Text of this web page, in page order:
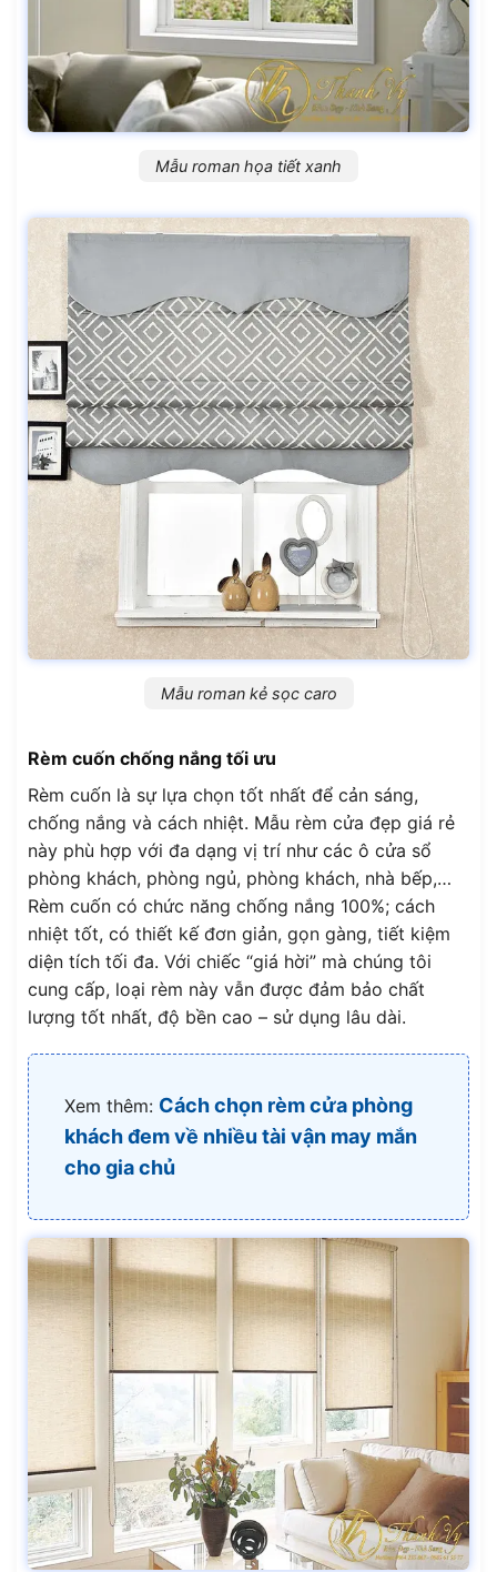
Mẫu roman họa tiết xanh
Mẫu roman kẻ sọc caro
Rèm cuốn chống nắng tối ưu
Rèm cuốn là sự lựa chọn tốt nhất để cản sáng,
chống nắng và cách nhiệt. Mẫu rèm cửa đẹp giá rẻ
này phù hợp với đa dạng vị trí như các ô cửa sổ
phòng khách, phòng ngủ, phòng khách, nhà bếp,…
Rèm cuốn có chức năng chống nắng 100%; cách
nhiệt tốt, có thiết kế đơn giản, gọn gàng, tiết kiệm
diện tích tối đa. Với chiếc “giá hời” mà chúng tôi
cung cấp, loại rèm này vẫn được đảm bảo chất
lượng tốt nhất, độ bền cao – sử dụng lâu dài.
Xem thêm: Cách chọn rèm cửa phòng
khách đem về nhiều tài vận may mắn
cho gia chủ